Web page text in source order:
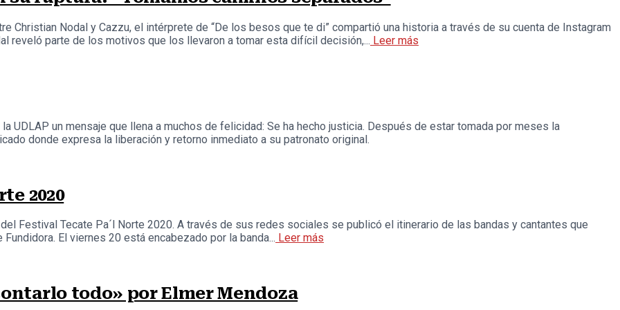
Christian Nodal y Cazzu, el intérprete de “De los besos que te di” compartió una historia a través de su cuenta de Instagram
reveló parte de los motivos que los llevaron a tomar esta difícil decisión,... Leer más
UDLAP un mensaje que llena a muchos de felicidad: Se ha hecho justicia. Después de estar tomada por meses la
donde expresa la liberación y retorno inmediato a su patronato original.
2020
Festival Tecate Pa´l Norte 2020. A través de sus redes sociales se publicó el itinerario de las bandas y cantantes que
El viernes 20 está encabezado por la banda... Leer más
todo» por Elmer Mendoza